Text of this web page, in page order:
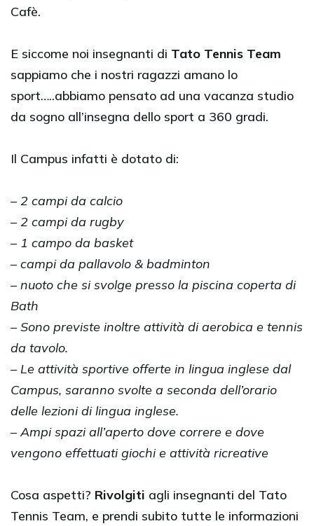
Cafè.
E siccome noi insegnanti di Tato Tennis Team
sappiamo che i nostri ragazzi amano lo
sport…..abbiamo pensato ad una vacanza studio
da sogno all’insegna dello sport a 360 gradi.
Il Campus infatti è dotato di:
– 2 campi da calcio
– 2 campi da rugby
– 1 campo da basket
– campi da pallavolo & badminton
– nuoto che si svolge presso la piscina coperta di
Bath
– Sono previste inoltre attività di aerobica e tennis
da tavolo.
– Le attività sportive offerte in lingua inglese dal
Campus, saranno svolte a seconda dell’orario
delle lezioni di lingua inglese.
– Ampi spazi all’aperto dove correre e dove
vengono effettuati giochi e attività ricreative
Cosa aspetti? Rivolgiti agli insegnanti del Tato
Tennis Team, e prendi subito tutte le informazioni